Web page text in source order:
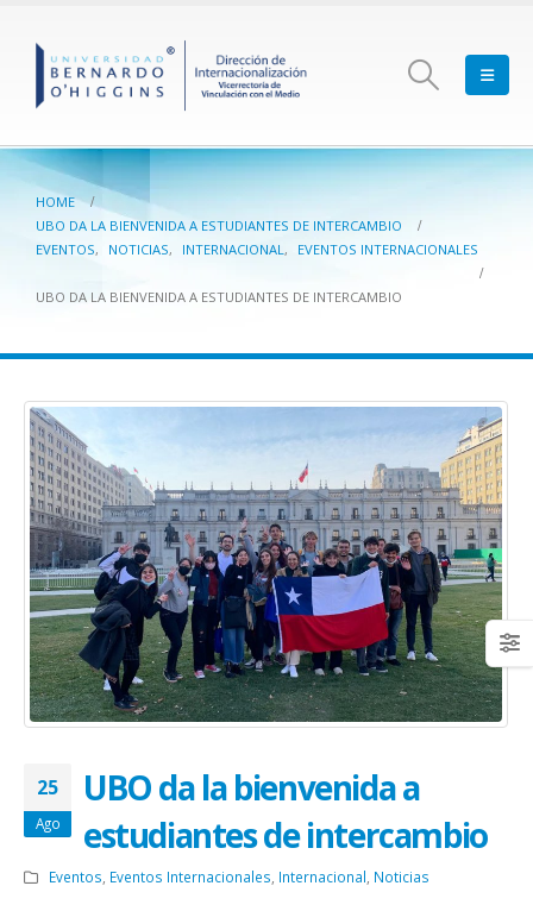
HOME
UBO DA LA BIENVENIDA A ESTUDIANTES DE INTERCAMBIO
EVENTOS, NOTICIAS, INTERNACIONAL, EVENTOS INTERNACIONALES
UBO DA LA BIENVENIDA A ESTUDIANTES DE INTERCAMBIO
25
Ago
UBO da la bienvenida a
estudiantes de intercambio
Eventos Eventos Internacionales Internacional Noticias